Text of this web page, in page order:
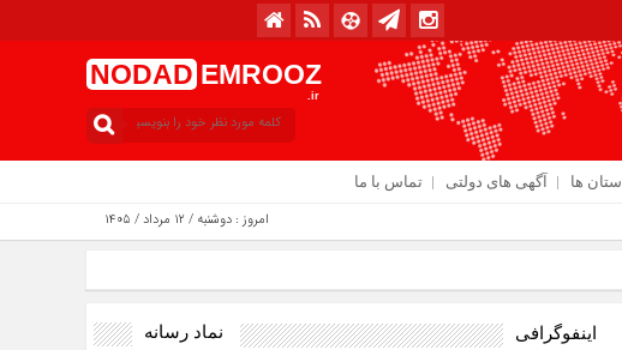
NODAD EMROOZ
.ir
استان ها آگهی های دولتی تماس با ما
امروز : دوشنبه / ۱۲ مرداد / ۱۴۰۵
اینفوگرافی نماد رسانه